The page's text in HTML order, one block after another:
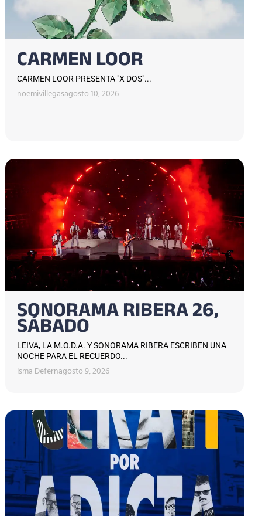
CARMEN LOOR
CARMEN LOOR PRESENTA "X DOS"...
noemivillegasagosto 10, 2026
SONORAMA RIBERA 26,
SÁBADO
LEIVA, LA M.O.D.A. Y SONORAMA RIBERA ESCRIBEN UNA
NOCHE PARA EL RECUERDO...
Isma Defernagosto 9, 2026